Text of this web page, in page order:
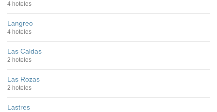
4 hoteles
Langreo
4 hoteles
Las Caldas
2 hoteles
Las Rozas
2 hoteles
Lastres